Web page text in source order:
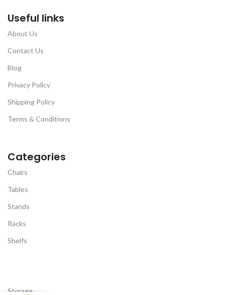
Useful links
About Us
Contact Us
Blog
Privacy Policy
Shipping Policy
Terms & Conditions
Categories
Chairs
Tables
Stands
Racks
Shelfs
Storage